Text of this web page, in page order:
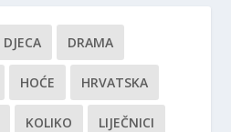
DJECA DRAMA
HOĆE HRVATSKA
KOLIKO LIJEČNICI